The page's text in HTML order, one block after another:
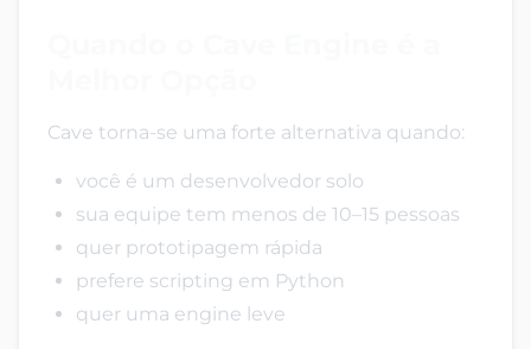
Cave torna-se uma forte alternativa quando:
você é um desenvolvedor solo
sua equipe tem menos de 10–15 pessoas
quer prototipagem rápida
prefere scripting em Python
quer uma engine leve